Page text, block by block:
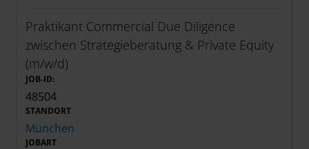
Praktikant Commercial Due Diligence
zwischen Strategieberatung & Private Equity
(m/w/d)
JOB-ID:
48504
STANDORT
München
JOBART